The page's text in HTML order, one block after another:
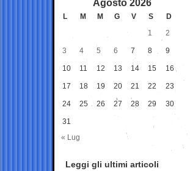
Agosto 2026
L M M G V S
D
1
2
3 4 5 6 7 8 9
10 11 12 13 14 15 16
17 18 19 20 21 22 23
24 25 26 27 28 29 30
31
« Lug
Leggi gli ultimi articoli